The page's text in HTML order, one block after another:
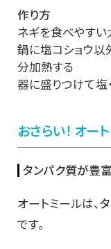
作り方
ネギを食べやすい
鍋に塩コショウ以
分加熱する
器に盛りつけて塩
おさらい！ オー
タンパク質が豊富
オートミールは、
です。